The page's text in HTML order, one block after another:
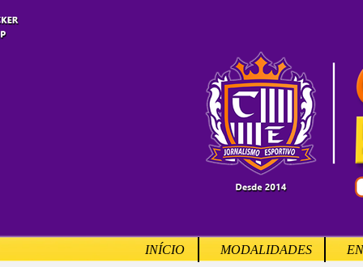
INÍCIO MODALIDADES